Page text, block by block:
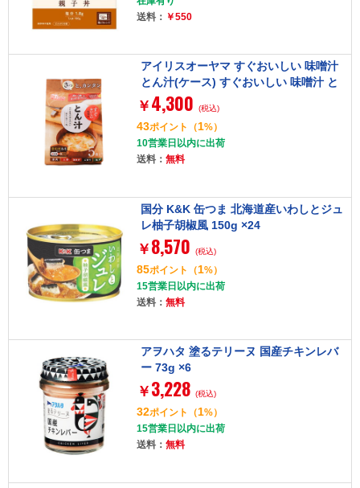
送料： ￥550
アイリスオーヤマ すぐおいしい 味噌汁
とん汁(ケース) すぐおいしい 味噌汁 と
ん汁(ケース)
￥ 4,300 (税込)
43ポイント （1%）
10営業日以内に出荷
送料： 無料
国分 K&K 缶つま 北海道産いわしとジュ
レ柚子胡椒風 150g ×24
￥ 8,570 (税込)
85ポイント （1%）
15営業日以内に出荷
送料： 無料
アヲハタ 塗るテリーヌ 国産チキンレバ
ー 73g ×6
￥ 3,228 (税込)
32ポイント （1%）
15営業日以内に出荷
送料： 無料